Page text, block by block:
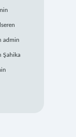
admin
Şahika